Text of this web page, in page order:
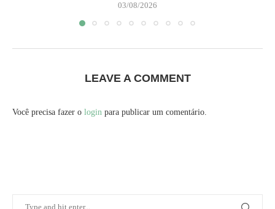
03/08/2026
LEAVE A COMMENT
Você precisa fazer o login para publicar um comentário.